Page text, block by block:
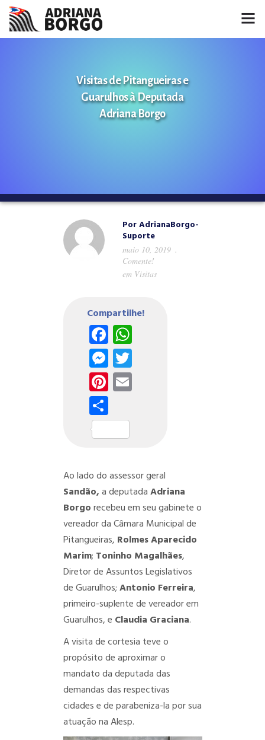
CONHEÇA A ADRIANA
Visitas de Pitangueiras e
Guarulhos à Deputada
Adriana Borgo
PorAdrianaBorgo-
Suporte
maio 10, 2019
Comente!
em Visitas
Compartilhe!
Facebook
WhatsApp
Messenger
Twitter
Pinterest
Email
Share
Ao lado do assessor geral
Sandão,a deputadaAdriana
Borgorecebeu em seu gabinete o
vereador da Câmara Municipal de
Pitangueiras, Rolmes Aparecido
Marim; Toninho Magalhães,
Diretor de Assuntos Legislativos
de Guarulhos;Antonio Ferreira,
primeiro-suplente de vereador em
Guarulhos, e Claudia Graciana.
A visita de cortesia teve o
propósito de aproximar o
mandato da deputada das
demandas das respectivas
cidades e de parabeniza-la por sua
atuação na Alesp.